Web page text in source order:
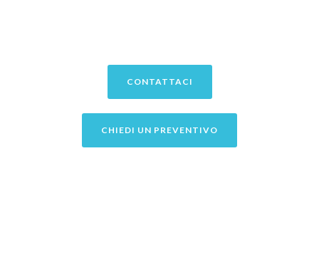
CONTATTACI
CHIEDI UN PREVENTIVO